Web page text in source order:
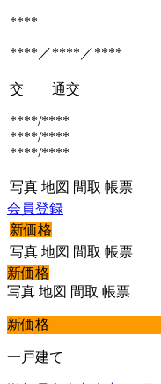
****
****／****／****
交 通交
****/****
****/****
****/****
写真 地図 間取 帳票
会員登録
新価格
写真 地図 間取 帳票
新価格
写真 地図 間取 帳票
新価格
一戸建て